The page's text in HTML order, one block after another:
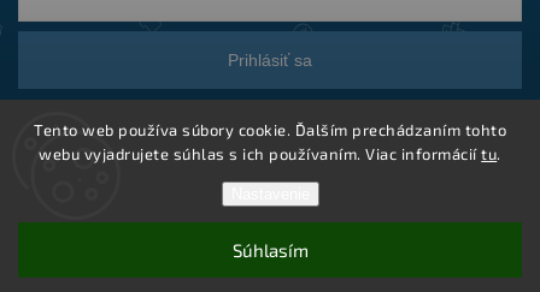
Tento web používa súbory cookie. Ďalším prechádzaním tohto
webu vyjadrujete súhlas s ich používaním. Viac informáciítu.
Súhlasím
Prihlásiť sa